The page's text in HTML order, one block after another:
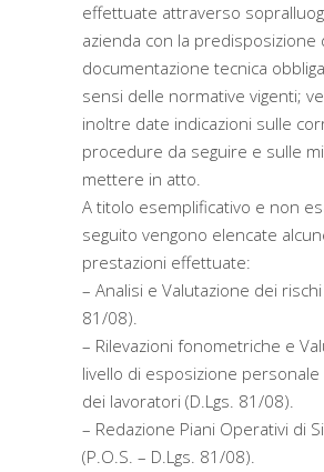
effettuate attraverso
azienda con la predisposizione
documentazione tecnica
sensi delle normative vigenti;
inoltre date indicazioni sulle
procedure da seguire e sulle
mettere in atto.
A titolo esemplificativo e non
seguito vengono elencate
prestazioni effettuate:
– Analisi e Valutazione dei rischi
81/08).
– Rilevazioni fonometriche e
livello di esposizione
dei lavoratori (D.Lgs. 81/08).
– Redazione Piani Operativi di
(P.O.S. – D.Lgs. 81/08).